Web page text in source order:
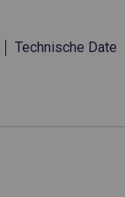
Technische Daten